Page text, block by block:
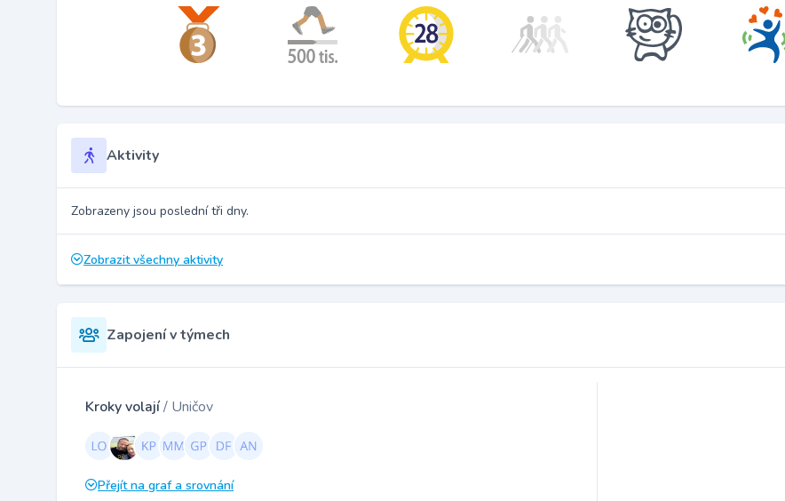
Aktivity
Zobrazeny jsou poslední tři dny.
Zobrazit všechny aktivity
Zapojení v týmech
Kroky volají/ Uničov
Přejít na graf a srovnání